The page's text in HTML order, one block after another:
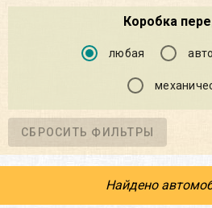
Коробка
любая
СБРОСИТЬ ФИЛЬТРЫ
Найдено